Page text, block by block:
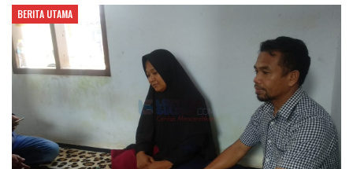
BERITA UTAMA